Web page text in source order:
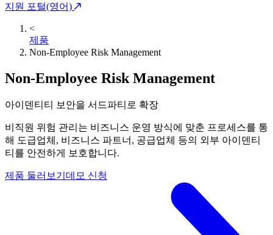
지원 포털(영어)
<
제품
Non-Employee Risk Management
Non-Employee Risk Management
아이덴티티 보안을 서드파티로 확장
비직원 위험 관리는 비즈니스 운영 방식에 맞춘 프로세스를 통
해 도급업체, 비즈니스 파트너, 공급업체 등의 외부 아이덴티
티를 안전하게 보호합니다.
제품 둘러보기 데모 신청